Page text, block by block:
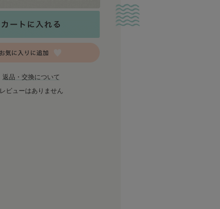
返品・交換について
ビューはありません